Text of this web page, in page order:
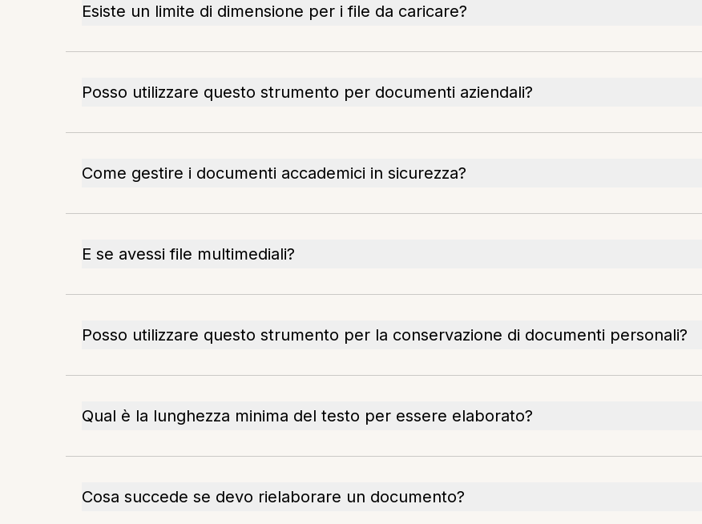
Esiste un limite di dimensione per i file da caricare?
Posso utilizzare questo strumento per documenti aziendali?
Come gestire i documenti accademici in sicurezza?
E se avessi file multimediali?
Posso utilizzare questo strumento per la conservazione di documenti personali?
Qual è la lunghezza minima del testo per essere elaborato?
Cosa succede se devo rielaborare un documento?